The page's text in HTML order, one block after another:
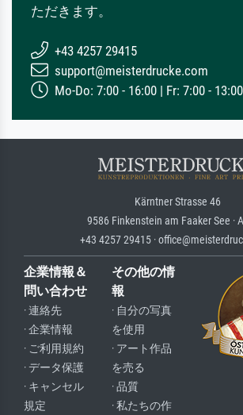
ただきます。
+43 4257 29415
support@meisterdrucke.com
Mo-Do: 7:00 - 16:00 | Fr: 7:00 - 13:00
Kärntner Strasse 46
9586 Finkenstein am Faaker See ·
+43 4257 29415 ·
企業情報＆
問い合わせ
· 連絡先
· 企業情報
· ご利用規約
· データ保護
· キャンセル
規定
その他の情
報
· 自分の写真
を使用
· アート作品
を売る
· 品質
· 私たちの作